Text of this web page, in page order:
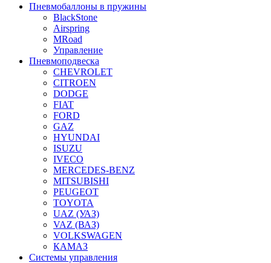
Пневмобаллоны в пружины
BlackStone
Airspring
MRoad
Управление
Пневмоподвеска
CHEVROLET
CITROEN
DODGE
FIAT
FORD
GAZ
HYUNDAI
ISUZU
IVECO
MERCEDES-BENZ
MITSUBISHI
PEUGEOT
TOYOTA
UAZ (УАЗ)
VAZ (ВАЗ)
VOLKSWAGEN
КАМАЗ
Системы управления